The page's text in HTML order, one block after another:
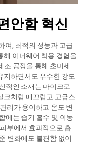
안함 혁신
여, 최적의 성능과 고급
해 이너웨어 착용 경험을
조 공정을 통해 초미세
지하면서도 우수한 강도
적인 소재는 마이크로
크처럼 매끄럽고 고급스
리가 용이하고 온도 변
에는 습기 흡수 및 이동
부에서 효과적으로 흡
변화에도 불편함 없이